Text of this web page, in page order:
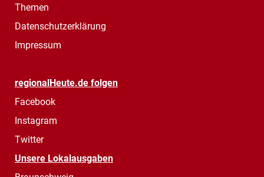
Themen
Datenschutzerklärung
Impressum
regionalHeute.de folgen
Facebook
Instagram
Twitter
Unsere Lokalausgaben